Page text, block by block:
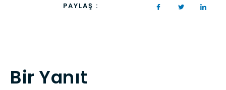
PAYLAŞ :
Bir Yanıt